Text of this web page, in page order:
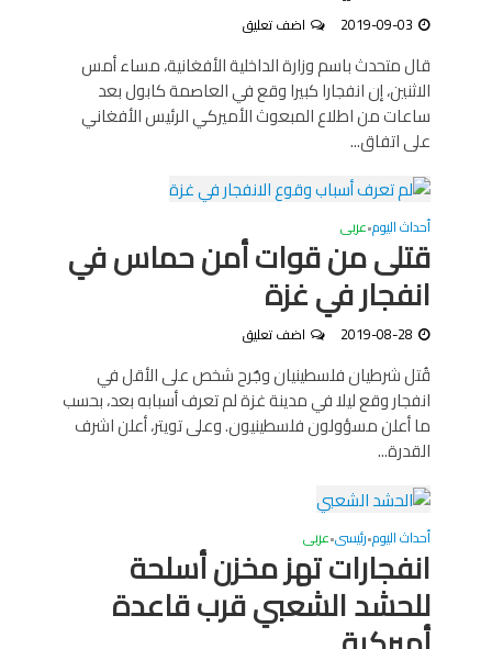
2019-09-03 اضف تعليق
قال متحدث باسم وزارة الداخلية الأفغانية، مساء أمس
الاثنين، إن انفجارا كبيرا وقع في العاصمة كابول بعد
ساعات من اطلاع المبعوث الأميركي الرئيس الأفغاني
على اتفاق...
أحداث اليوم•عربى
قتلى من قوات أمن حماس في
انفجار في غزة
2019-08-28 اضف تعليق
قُتل شرطيان فلسطينيان وجُرح شخص على الأقل في
انفجار وقع ليلا في مدينة غزة لم تعرف أسبابه بعد، بحسب
ما أعلن مسؤولون فلسطينيون. وعلى تويتر، أعلن اشرف
القدرة...
أحداث اليوم•رئيسى•عربى
انفجارات تهز مخزن أسلحة
للحشد الشعبي قرب قاعدة